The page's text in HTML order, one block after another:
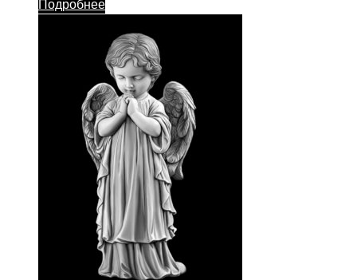
Подробнее